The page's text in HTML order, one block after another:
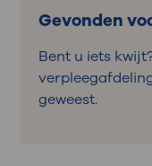
Gevonden
Bent u iets
geweest.